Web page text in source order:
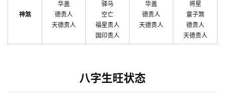
神煞
华盖
德贵人
天德贵人
驿马
空亡
福星贵人
国印贵人
华盖
德贵人
天德贵人
将星
童子煞
德贵人
天德贵人
八字生旺状态